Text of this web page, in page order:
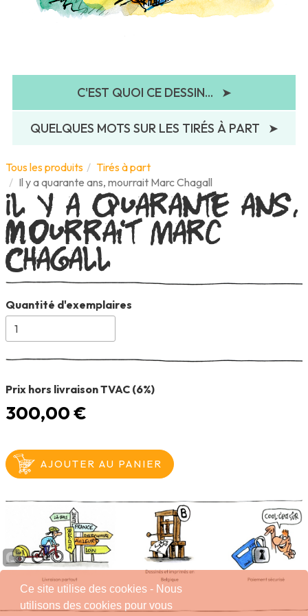
C'EST QUOI CE DESSIN... ➤
QUELQUES MOTS SUR LES TIRÉS À PART ➤
Tous les produits
Tirés à part
Il y a quarante ans, mourrait Marc Chagall
Il y a quarante ans,
mourrait Marc
Chagall
Quantité d'exemplaires
Prix hors livraison TVAC (6%)
300,00 €
Ce site utilise des cookies - Nous
utilisons des cookies pour vous